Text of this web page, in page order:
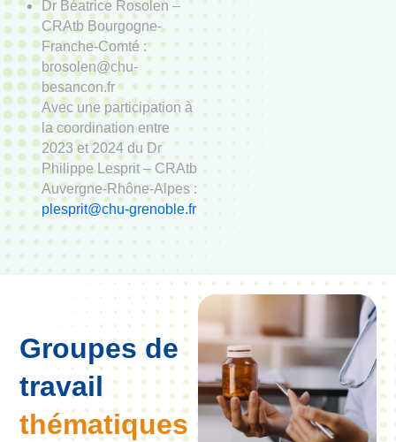
Dr Béatrice Rosolen –
CRAtb Bourgogne-
Franche-Comté :
brosolen@chu-
besancon.fr
Avec une participation à
la coordination entre
2023 et 2024 du Dr
Philippe Lesprit – CRAtb
Auvergne-Rhône-Alpes :
plesprit@chu-grenoble.fr
Groupes de
travail
thématiques